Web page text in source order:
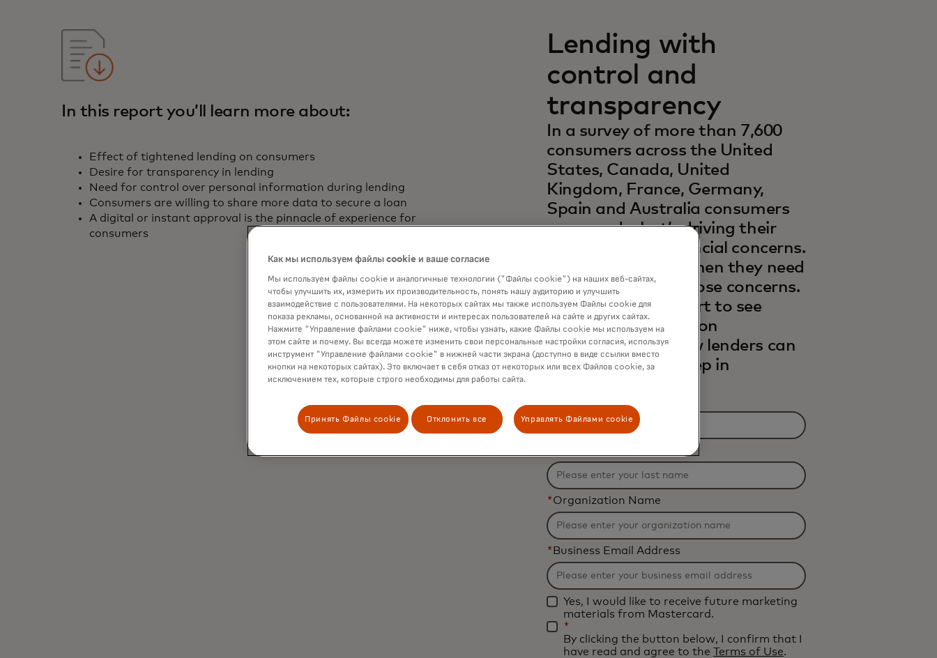
In this report you’ll learn more about:
Effect of tightened lending on consumers
Desire for transparency in lending
Need for control over personal information during lending
Consumers are willing to share more data to secure a loan
A digital or instant approval is the pinnacle of experience for
consumers
Lending with
control and
transparency
In a survey of more than 7,600
consumers across the United
States, Canada, United
Kingdom, France, Germany,
Spain and Australia consumers
answered what’s driving their
most pressing financial concerns.
Access to money when they need
it is a big part of those concerns.
Download the report to see
what impact it has on
consumers and how lenders can
provide the next step in
*Organization Name
* Business Email Address
Yes, I would like to receive future marketing
materials from Mastercard.
*
By clicking the button below, I confirm that I
have read and agree to the Terms of Use.
Как мы используем файлы cookie и ваше согласие
Мы используем файлы cookie и аналогичные технологии ("Файлы cookie") на наших веб-сайтах,
чтобы улучшить их, измерить их производительность, понять нашу аудиторию и улучшить
взаимодействие с пользователями. На некоторых сайтах мы также используем Файлы cookie для
показа рекламы, основанной на активности и интересах пользователей на сайте и других сайтах.
Нажмите "Управление файлами cookie" ниже, чтобы узнать, какие Файлы cookie мы используем на
этом сайте и почему. Вы всегда можете изменить свои персональные настройки согласия, используя
инструмент "Управление файлами cookie" в нижней части экрана (доступно в виде ссылки вместо
кнопки на некоторых сайтах). Это включает в себя отказ от некоторых или всех Файлов cookie, за
исключением тех, которые строго необходимы для работы сайта.
Принять Файлы cookie Отклонить все Управлять Файлами cookie